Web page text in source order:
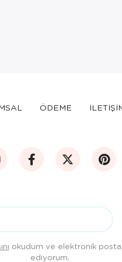
ÖDEME
okudum ve elektronik posta
ediyorum.